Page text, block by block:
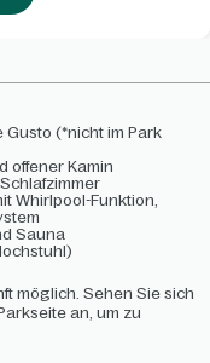
Gusto (*nicht im Park
offener Kamin
Whirlpool-Funktion,
Sauna
möglich. Sehen Sie sich
an, um zu